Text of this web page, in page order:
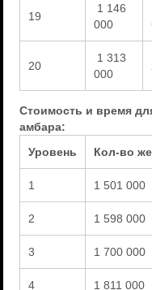
19
1 146
000
20
1 313
000
Стоимость и время
амбара:
Уровень
Кол-во
1 1 501 000
2 1 598 000
3 1 700 000
4 1 811 000